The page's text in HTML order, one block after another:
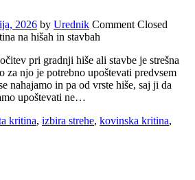
2026 by Urednik Comment Closed
pri gradnji hiše ali stavbe je strešna
za njo je potrebno upoštevati predvsem
nahajamo in pa od vrste hiše, saj ji da
upoštevati ne…
kritina, izbira strehe, kovinska kritina,